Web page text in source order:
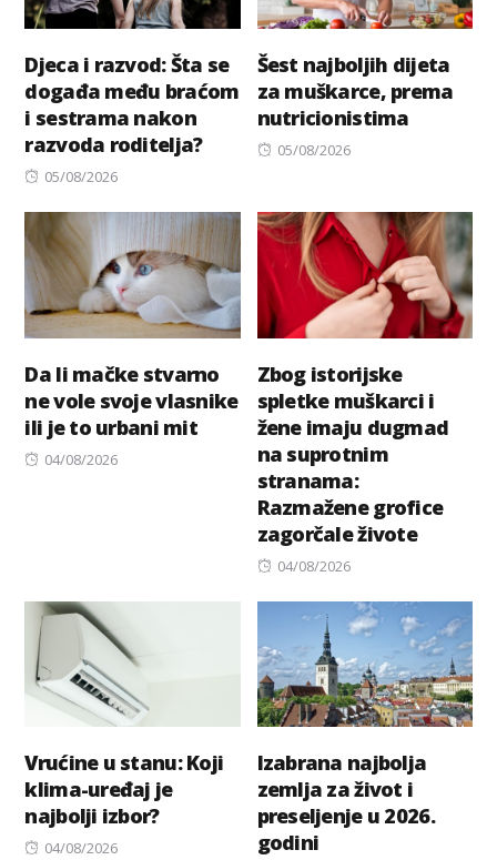
Djeca i razvod: Šta se
događa među braćom
i sestrama nakon
razvoda roditelja?
Posted
05/08/2026
Šest najboljih dijeta
za muškarce, prema
nutricionistima
Posted
05/08/2026
Da li mačke stvarno
ne vole svoje vlasnike
ili je to urbani mit
Posted
04/08/2026
Zbog istorijske
spletke muškarci i
žene imaju dugmad
na suprotnim
stranama:
Razmažene grofice
zagorčale živote
Posted
04/08/2026
Vrućine u stanu: Koji
klima-uređaj je
najbolji izbor?
Posted
04/08/2026
Izabrana najbolja
zemlja za život i
preseljenje u 2026.
godini